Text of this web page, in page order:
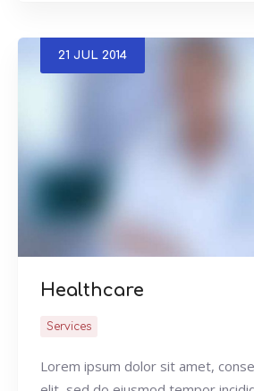
21 JUL 2014
Healthcare
Services
Lorem ipsum dolor sit amet,